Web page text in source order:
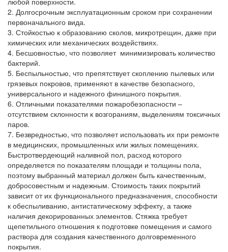
2. Долгосрочным эксплуатационным сроком при сохранении
первоначального вида.
3. Стойкостью к образованию сколов, микротрещин, даже при
химических или механических воздействиях.
4. Бесшовностью, что позволяет минимизировать количество
бактерий.
5. Беспыльностью, что препятствует скоплению пылевых или
грязевых покровов, применяют в качестве безопасного,
универсального и надежного финишного покрытия.
6. Отличными показателями пожаробезопасности –
отсутствием склонности к возгораниям, выделениям токсичных
паров.
7. Безвредностью, что позволяет использовать их при ремонте
в медицинских, промышленных или жилых помещениях.
Быстротвердеющий наливной пол, расход которого
определяется по показателям площади и толщины пола,
поэтому выбранный материал должен быть качественным,
добросовестным и надежным. Стоимость таких покрытий
зависит от их функционального предназначения, способности
к обеспыливанию, антистатическому эффекту, а также
наличия декорированных элементов. Стяжка требует
щепетильного отношения к подготовке помещения и самого
раствора для создания качественного долговременного
покрытия.